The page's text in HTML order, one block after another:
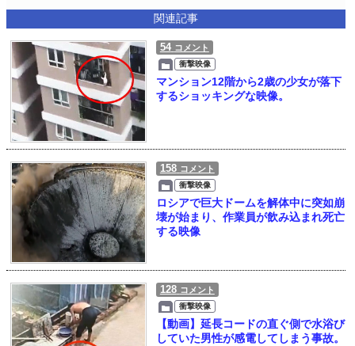
関連記事
54 コメント
衝撃映像
マンション12階から2歳の少女が落下
するショッキングな映像。
158 コメント
衝撃映像
ロシアで巨大ドームを解体中に突如崩
壊が始まり、作業員が飲み込まれ死亡
する映像
128 コメント
衝撃映像
【動画】延長コードの直ぐ側で水浴び
していた男性が感電してしまう事故。